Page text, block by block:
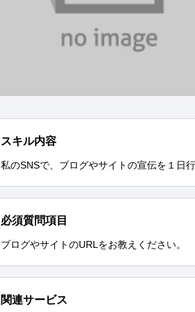
スキル内容
私のSNSで、ブログやサイトの宣伝を１日行
必須質問項目
ブログやサイトのURLをお教えください。
関連サービス